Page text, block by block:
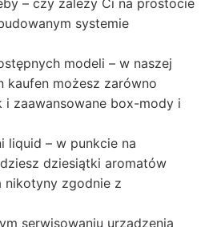
– czy zależy Ci na prostocie
systemie
modeli – w naszej
kaufen możesz zarówno
i zaawansowane box-mody i
liquid – w punkcie na
dziesiątki aromatów
nikotyny zgodnie z
serwisowaniu urządzenia